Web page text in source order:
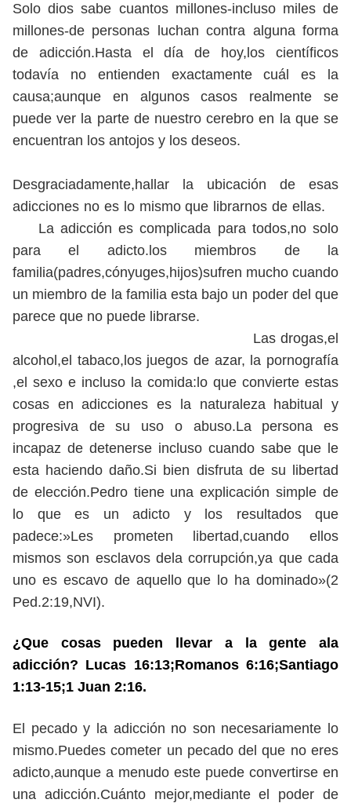
Solo dios sabe cuantos millones-incluso miles de
millones-de personas luchan contra alguna forma
de adicción.Hasta el día de hoy,los científicos
todavía no entienden exactamente cuál es la
causa;aunque en algunos casos realmente se
puede ver la parte de nuestro cerebro en la que se
encuentran los antojos y los deseos.
Desgraciadamente,hallar la ubicación de esas
adicciones no es lo mismo que librarnos de ellas.
La adicción es complicada para todos,no solo
para el adicto.los miembros de la
familia(padres,cónyuges,hijos)sufren mucho cuando
un miembro de la familia esta bajo un poder del que
parece que no puede librarse.
Las drogas,el
alcohol,el tabaco,los juegos de azar, la pornografía
,el sexo e incluso la comida:lo que convierte estas
cosas en adicciones es la naturaleza habitual y
progresiva de su uso o abuso.La persona es
incapaz de detenerse incluso cuando sabe que le
esta haciendo daño.Si bien disfruta de su libertad
de elección.Pedro tiene una explicación simple de
lo que es un adicto y los resultados que
padece:»Les prometen libertad,cuando ellos
mismos son esclavos dela corrupción,ya que cada
uno es escavo de aquello que lo ha dominado»(2
Ped.2:19,NVI).
¿Que cosas pueden llevar a la gente ala
adicción? Lucas 16:13;Romanos 6:16;Santiago
1:13-15;1 Juan 2:16.
El pecado y la adicción no son necesariamente lo
mismo.Puedes cometer un pecado del que no eres
adicto,aunque a menudo este puede convertirse en
una adicción.Cuánto mejor,mediante el poder de